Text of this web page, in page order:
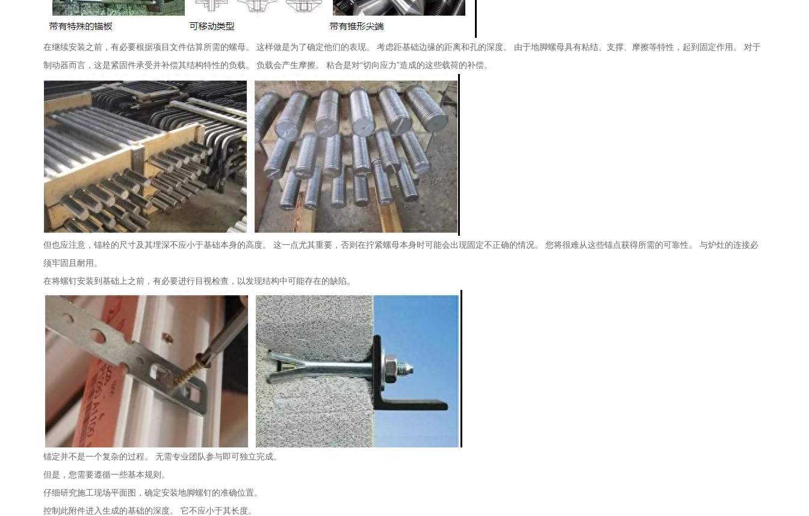
在继续安装之前，有必要根据项目文件估算所需的螺母。 这样做是为了确定他们的表现。 考虑距基础边缘的距离和孔的深度。 由于地脚螺母具有粘结、支撑、摩擦等特性，起到固定作用。 对于
制动器而言，这是紧固件承受并补偿其结构特性的负载。 负载会产生摩擦。 粘合是对“切向应力”造成的这些载荷的补偿。
但也应注意，锚栓的尺寸及其埋深不应小于基础本身的高度。 这一点尤其重要，否则在拧紧螺母本身时可能会出现固定不正确的情况。 您将很难从这些锚点获得所需的可靠性。 与炉灶的连接必
须牢固且耐用。
在将螺钉安装到基础上之前，有必要进行目视检查，以发现结构中可能存在的缺陷。
锚定并不是一个复杂的过程。 无需专业团队参与即可独立完成。
但是，您需要遵循一些基本规则。
仔细研究施工现场平面图，确定安装地脚螺钉的准确位置。
控制此附件进入生成的基础的深度。 它不应小于其长度。